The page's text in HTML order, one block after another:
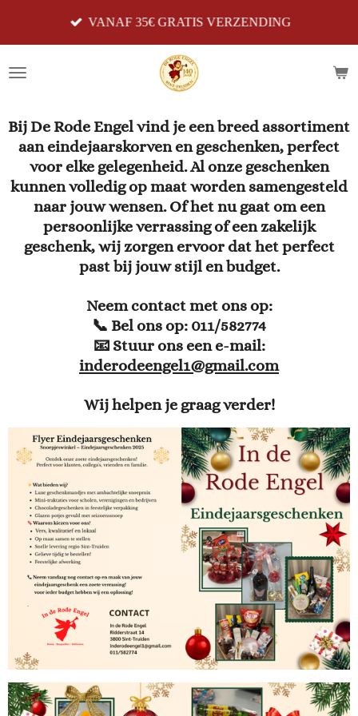
de
VANAF 35€ GRATIS VERZENDING
Bij De Rode Engelvind je een breed assortiment
aan eindejaarskorven en geschenken, perfect
voor elke gelegenheid. Al onze geschenken
kunnen volledig op maat worden samengesteld
naar jouw wensen. Of het nu gaat om een
persoonlijke verrassing of een zakelijk
geschenk, wij zorgen ervoor dat het perfect
past bij jouw stijl en budget.
Neem contact met ons op:
📞 Bel ons op: 011/582774
📧 Stuur ons een e-mail:
inderodeengel1@gmail.com
Wij helpen je graag verder!